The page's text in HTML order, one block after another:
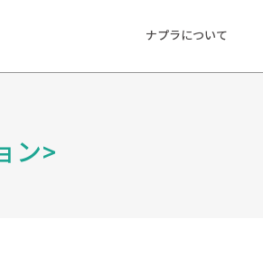
ナプラについて
ン>